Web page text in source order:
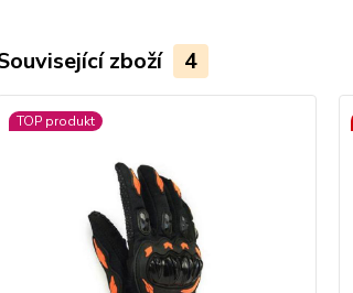
zboží 4
TOP produkt